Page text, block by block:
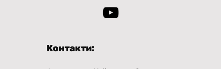
Контакти: